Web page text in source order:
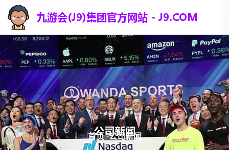
公司新闻
首页-公司新闻